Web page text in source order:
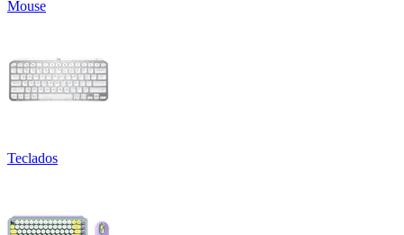
Mouse
Teclados